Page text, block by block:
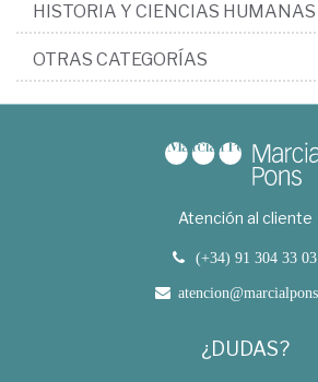
HISTORIA Y CIENCIAS HUMANAS
OTRAS CATEGORÍAS
Atención al cliente
(+34) 91 304 33 03
¿DUDAS?